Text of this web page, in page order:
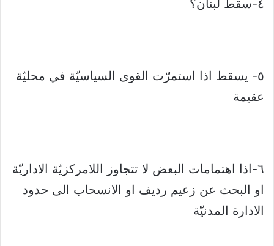
٤-سقط لبنان؟
٥- يسقط اذا استمرّت القوى السياسيّة في محليّة
عقيمة
٦-اذا اهتمامات البعض لا تتجاوز اللامركزيّة الاداريّة
او البحث عن زعيم رديف او الانسحاب الى حدود
الادارة المدنيّة